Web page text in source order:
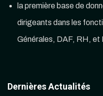
la première base de
dirigeants dans les
Générales, DAF, RH, et
Dernières Actualités